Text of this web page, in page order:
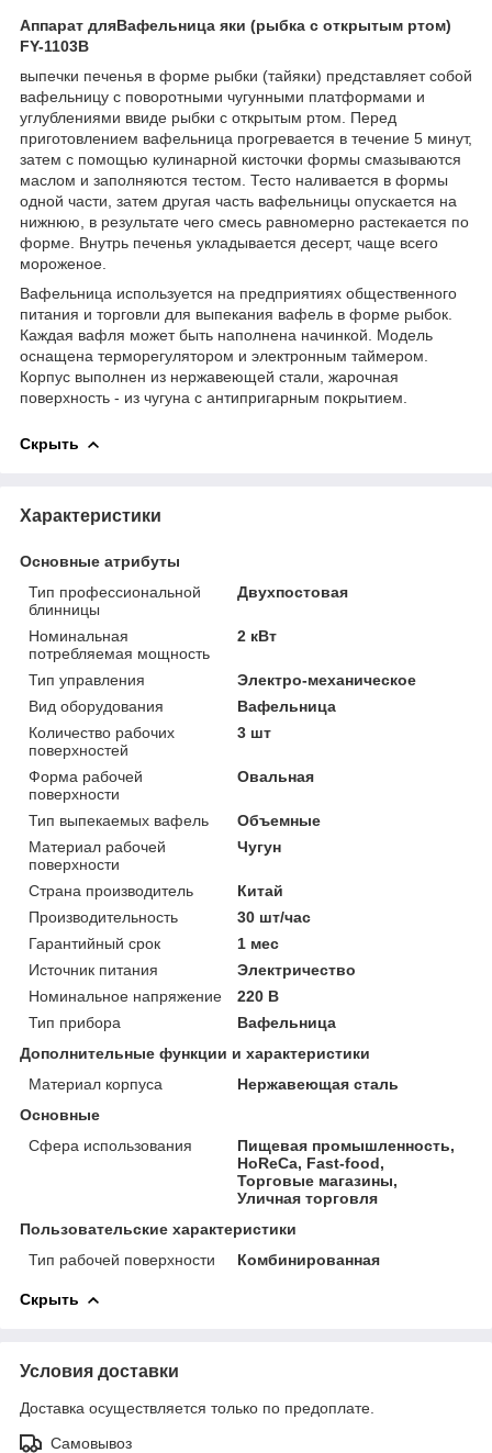
Аппарат дляВафельница яки (рыбка с открытым ртом)
FY-1103B
выпечки печенья в форме рыбки (тайяки) представляет собой
вафельницу с поворотными чугунными платформами и
углублениями ввиде рыбки с открытым ртом. Перед
приготовлением вафельница прогревается в течение 5 минут,
затем с помощью кулинарной кисточки формы смазываются
маслом и заполняются тестом. Тесто наливается в формы
одной части, затем другая часть вафельницы опускается на
нижнюю, в результате чего смесь равномерно растекается по
форме. Внутрь печенья укладывается десерт, чаще всего
мороженое.
Вафельница используется на предприятиях общественного
питания и торговли для выпекания вафель в форме рыбок.
Каждая вафля может быть наполнена начинкой. Модель
оснащена терморегулятором и электронным таймером.
Корпус выполнен из нержавеющей стали, жарочная
поверхность - из чугуна с антипригарным покрытием.
Скрыть
Характеристики
Основные атрибуты
Тип профессиональной
блинницы
Двухпостовая
Номинальная
потребляемая мощность
2 кВт
Тип управления
Электро-механическое
Вид оборудования
Вафельница
Количество рабочих
поверхностей
3 шт
Форма рабочей
поверхности
Овальная
Тип выпекаемых вафель
Объемные
Материал рабочей
поверхности
Чугун
Страна производитель
Китай
Производительность
30 шт/час
Гарантийный срок
1 мес
Источник питания
Электричество
Номинальное напряжение
220 В
Тип прибора
Вафельница
Дополнительные функции и характеристики
Материал корпуса
Нержавеющая сталь
Основные
Сфера использования
Пищевая промышленность,
HoReCa, Fast-food,
Торговые магазины,
Уличная торговля
Пользовательские характеристики
Тип рабочей поверхности
Комбинированная
Скрыть
Условия доставки
Доставка осуществляется только по предоплате.
Самовывоз